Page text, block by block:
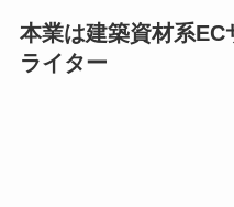
本業は建築資材系
ライター